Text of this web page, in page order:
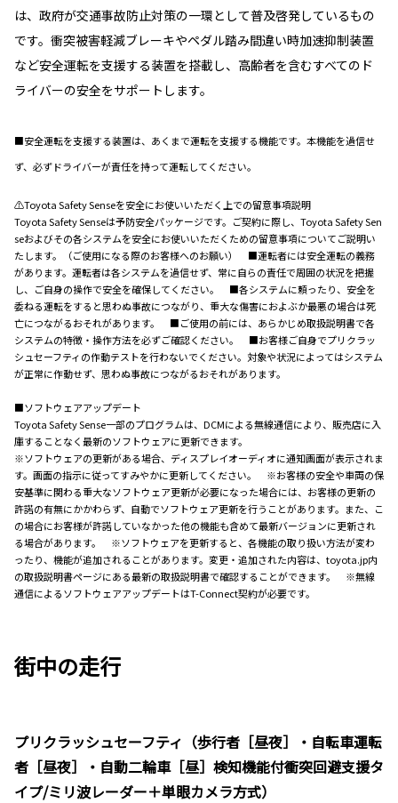
は、政府が交通事故防止対策の一環として普及啓発しているもの
です。衝突被害軽減ブレーキやペダル踏み間違い時加速抑制装置
など安全運転を支援する装置を搭載し、高齢者を含むすべてのド
ライバーの安全をサポートします。
■安全運転を支援する装置は、あくまで運転を支援する機能です。本機能を過信せ
ず、必ずドライバーが責任を持って運転してください。
⚠Toyota Safety Senseを安全にお使いいただく上での留意事項説明
Toyota Safety Senseは予防安全パッケージです。ご契約に際し、Toyota Safety Sen
seおよびその各システムを安全にお使いいただくための留意事項についてご説明い
たします。（ご使用になる際のお客様へのお願い） ■運転者には安全運転の義務
があります。運転者は各システムを過信せず、常に自らの責任で周囲の状況を把握
し、ご自身の操作で安全を確保してください。 ■各システムに頼ったり、安全を
委ねる運転をすると思わぬ事故につながり、重大な傷害におよぶか最悪の場合は死
亡につながるおそれがあります。 ■ご使用の前には、あらかじめ取扱説明書で各
システムの特徴・操作方法を必ずご確認ください。 ■お客様ご自身でプリクラッ
シュセーフティの作動テストを行わないでください。対象や状況によってはシステム
が正常に作動せず、思わぬ事故につながるおそれがあります。
■ソフトウェアアップデート
Toyota Safety Sense一部のプログラムは、DCMによる無線通信により、販売店に入
庫することなく最新のソフトウェアに更新できます。
※ソフトウェアの更新がある場合、ディスプレイオーディオに通知画面が表示されま
す。画面の指示に従ってすみやかに更新してください。 ※お客様の安全や車両の保
安基準に関わる重大なソフトウェア更新が必要になった場合には、お客様の更新の
許諾の有無にかかわらず、自動でソフトウェア更新を行うことがあります。また、こ
の場合にお客様が許諾していなかった他の機能も含めて最新バージョンに更新され
る場合があります。 ※ソフトウェアを更新すると、各機能の取り扱い方法が変わ
ったり、機能が追加されることがあります。変更・追加された内容は、toyota.jp内
の取扱説明書ページにある最新の取扱説明書で確認することができます。 ※無線
通信によるソフトウェアアップデートはT-Connect契約が必要です。
街中の走行
プリクラッシュセーフティ（歩行者［昼夜］・自転車運転
者［昼夜］・自動二輪車［昼］検知機能付衝突回避支援タ
イプ/ミリ波レーダー＋単眼カメラ方式）